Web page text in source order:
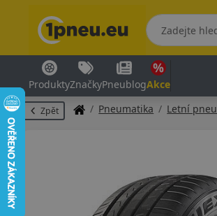
ProduktyZnačkyPneublogAkce
Zpět Pneumatika Letní pneu